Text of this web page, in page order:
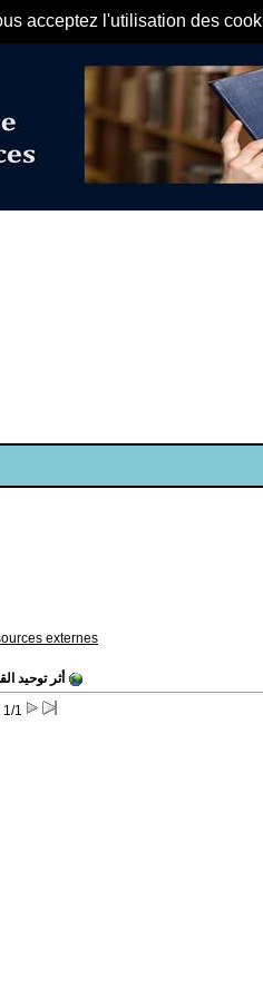
acceptez l'utilisation des
externes
أثر توحيد
1